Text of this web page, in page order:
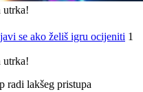
se ako želiš igru ocijeniti 1
radi lakšeg pristupa